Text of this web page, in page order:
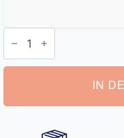
Halskette
mit
und
IN